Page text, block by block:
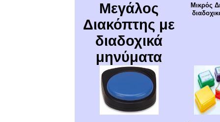
Μεγάλος
Διακόπτης με
διαδοχικά
μηνύματα
Μικρός